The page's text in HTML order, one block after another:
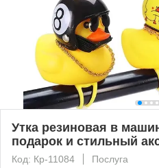
Утка резиновая в
подарок и стильный
Код: Кр-11084 Послуга